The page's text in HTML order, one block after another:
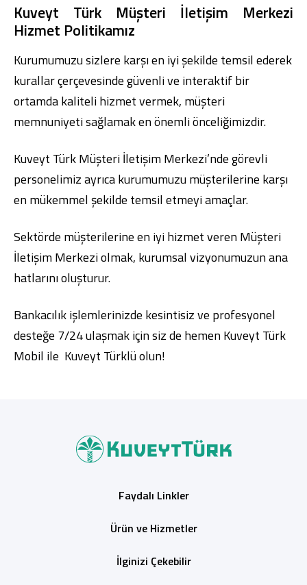
Kuveyt Türk Müşteri İletişim Merkezi
Hizmet Politikamız
Kurumumuzu sizlere karşı en iyi şekilde temsil ederek
kurallar çerçevesinde güvenli ve interaktif bir
ortamda kaliteli hizmet vermek, müşteri
memnuniyeti sağlamak en önemli önceliğimizdir.
Kuveyt Türk Müşteri İletişim Merkezi’nde görevli
personelimiz ayrıca kurumumuzu müşterilerine karşı
en mükemmel şekilde temsil etmeyi amaçlar.
Sektörde müşterilerine en iyi hizmet veren Müşteri
İletişim Merkezi olmak, kurumsal vizyonumuzun ana
hatlarını oluşturur.
Bankacılık işlemlerinizde kesintisiz ve profesyonel
desteğe 7/24 ulaşmak için siz de hemenKuveyt Türk
Mobil ile Kuveyt Türklü olun!
Faydalı Linkler
Ürün ve Hizmetler
İlginizi Çekebilir